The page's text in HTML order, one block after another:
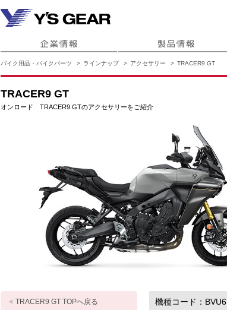
バイク用品・バイクパーツ ラインナップ アクセサリー TRACER9 GT
TRACER9 GT
オンロード TRACER9 GTのアクセサリーをご紹介
機種コード BVU6
TRACER9 GT TOPへ戻る